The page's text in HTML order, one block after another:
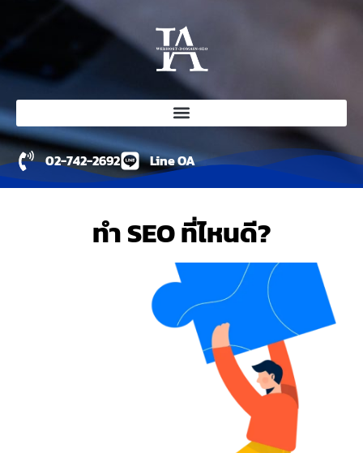
02-742-2692 Line OA
ทำ SEO ที่ไหนดี?